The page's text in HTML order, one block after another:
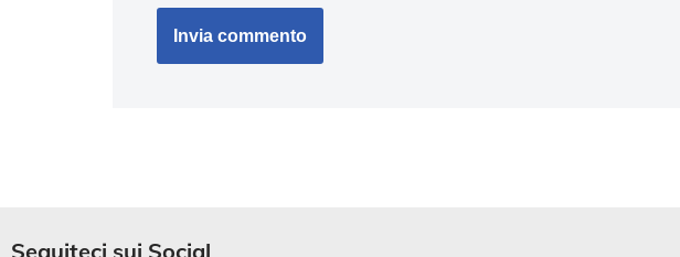
Seguiteci sui Social​